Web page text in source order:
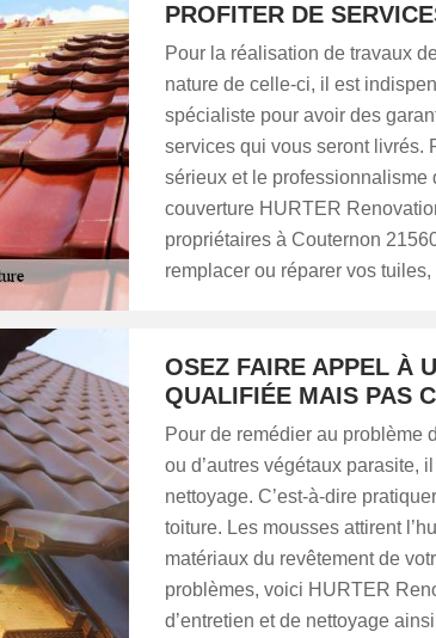
PROFITER DE
Pour la réalisation de travaux
nature de celle-ci, il est
spécialiste pour avoir des
services qui vous seront livrés.
sérieux et le professionnalisme
couverture HURTER
propriétaires à Couternon
remplacer ou réparer vos
OSEZ FAIRE APPEL À
QUALIFIÉE MAIS PAS
Pour de remédier au problème
ou d’autres végétaux parasite,
nettoyage. C’est-à-dire
toiture. Les mousses attirent
matériaux du revêtement de
problèmes, voici HURTER
d’entretien et de nettoyage